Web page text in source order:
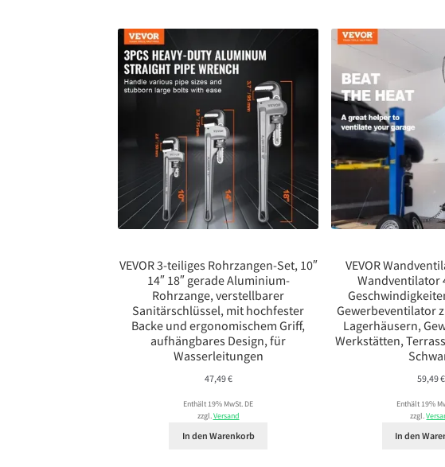
VEVOR 3-teiliges Rohrzangen-Set, 10″
14″ 18″ gerade Aluminium-
Rohrzange, verstellbarer
Sanitärschlüssel, mit hochfester
Backe und ergonomischem Griff,
aufhängbares Design, für
Wasserleitungen
47,49€
Enthält 19% MwSt. DE
zzgl.Versand
In den Warenkorb
VEVOR
Wandventilator
Gewerbeventilator
Lagerhäusern,
Werkstätten,
59,49€
Enthält 19%
zzgl.
In den